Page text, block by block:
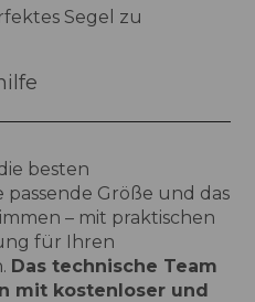
Segel zu
besten
Größe und das
– mit praktischen
für Ihren
Das technische Team
mit kostenloser und